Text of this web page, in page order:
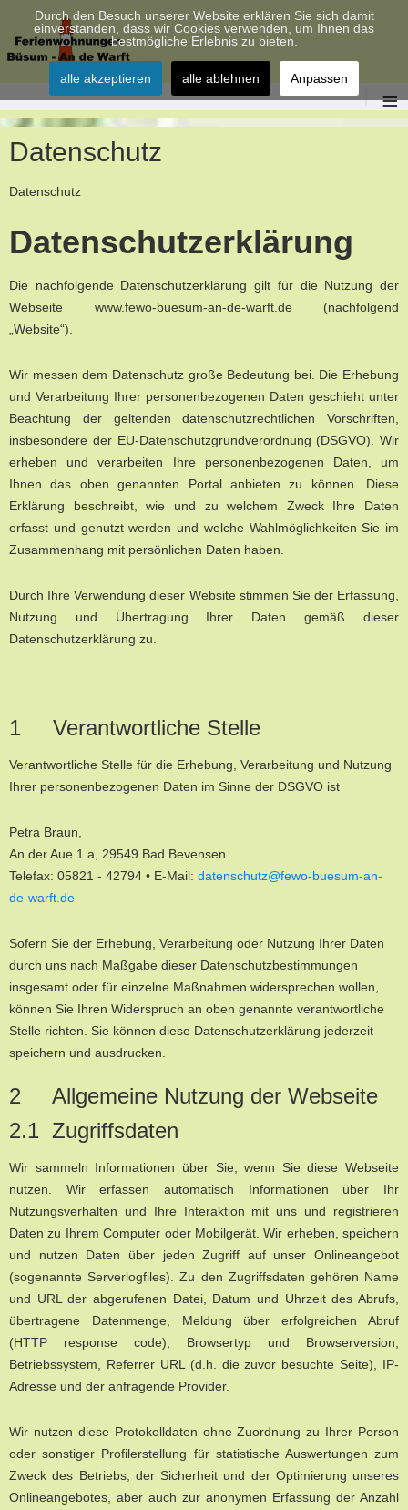
≡
Datenschutz
Datenschutz
Datenschutzerklärung
Die nachfolgende Datenschutzerklärung gilt für die Nutzung der
Webseite www.fewo-buesum-an-de-warft.de (nachfolgend
„Website“).
Wir messen dem Datenschutz große Bedeutung bei. Die Erhebung
und Verarbeitung Ihrer personenbezogenen Daten geschieht unter
Beachtung der geltenden datenschutzrechtlichen Vorschriften,
insbesondere der EU-Datenschutzgrundverordnung (DSGVO). Wir
erheben und verarbeiten Ihre personenbezogenen Daten, um
Ihnen das oben genannten Portal anbieten zu können. Diese
Erklärung beschreibt, wie und zu welchem Zweck Ihre Daten
erfasst und genutzt werden und welche Wahlmöglichkeiten Sie im
Zusammenhang mit persönlichen Daten haben.
Durch Ihre Verwendung dieser Website stimmen Sie der Erfassung,
Nutzung und Übertragung Ihrer Daten gemäß dieser
Datenschutzerklärung zu.
1 Verantwortliche Stelle
Verantwortliche Stelle für die Erhebung, Verarbeitung und Nutzung
Ihrer personenbezogenen Daten im Sinne der DSGVO ist
Petra Braun,
An der Aue 1 a, 29549 Bad Bevensen
Telefax: 05821 - 42794 • E-Mail: datenschutz@fewo-buesum-an-
de-warft.de
Sofern Sie der Erhebung, Verarbeitung oder Nutzung Ihrer Daten
durch uns nach Maßgabe dieser Datenschutzbestimmungen
insgesamt oder für einzelne Maßnahmen widersprechen wollen,
können Sie Ihren Widerspruch an oben genannte verantwortliche
Stelle richten. Sie können diese Datenschutzerklärung jederzeit
speichern und ausdrucken.
2 Allgemeine Nutzung der Webseite
2.1 Zugriffsdaten
Wir sammeln Informationen über Sie, wenn Sie diese Webseite
nutzen. Wir erfassen automatisch Informationen über Ihr
Nutzungsverhalten und Ihre Interaktion mit uns und registrieren
Daten zu Ihrem Computer oder Mobilgerät. Wir erheben, speichern
und nutzen Daten über jeden Zugriff auf unser Onlineangebot
(sogenannte Serverlogfiles). Zu den Zugriffsdaten gehören Name
und URL der abgerufenen Datei, Datum und Uhrzeit des Abrufs,
übertragene Datenmenge, Meldung über erfolgreichen Abruf
(HTTP response code), Browsertyp und Browserversion,
Betriebssystem, Referrer URL (d.h. die zuvor besuchte Seite), IP-
Adresse und der anfragende Provider.
Wir nutzen diese Protokolldaten ohne Zuordnung zu Ihrer Person
oder sonstiger Profilerstellung für statistische Auswertungen zum
Zweck des Betriebs, der Sicherheit und der Optimierung unseres
Onlineangebotes, aber auch zur anonymen Erfassung der Anzahl
Durch den Besuch unserer Website erklären Sie sich damit
einverstanden, dass wir Cookies verwenden, um Ihnen das
bestmögliche Erlebnis zu bieten.
alle akzeptieren alle ablehnen Anpassen